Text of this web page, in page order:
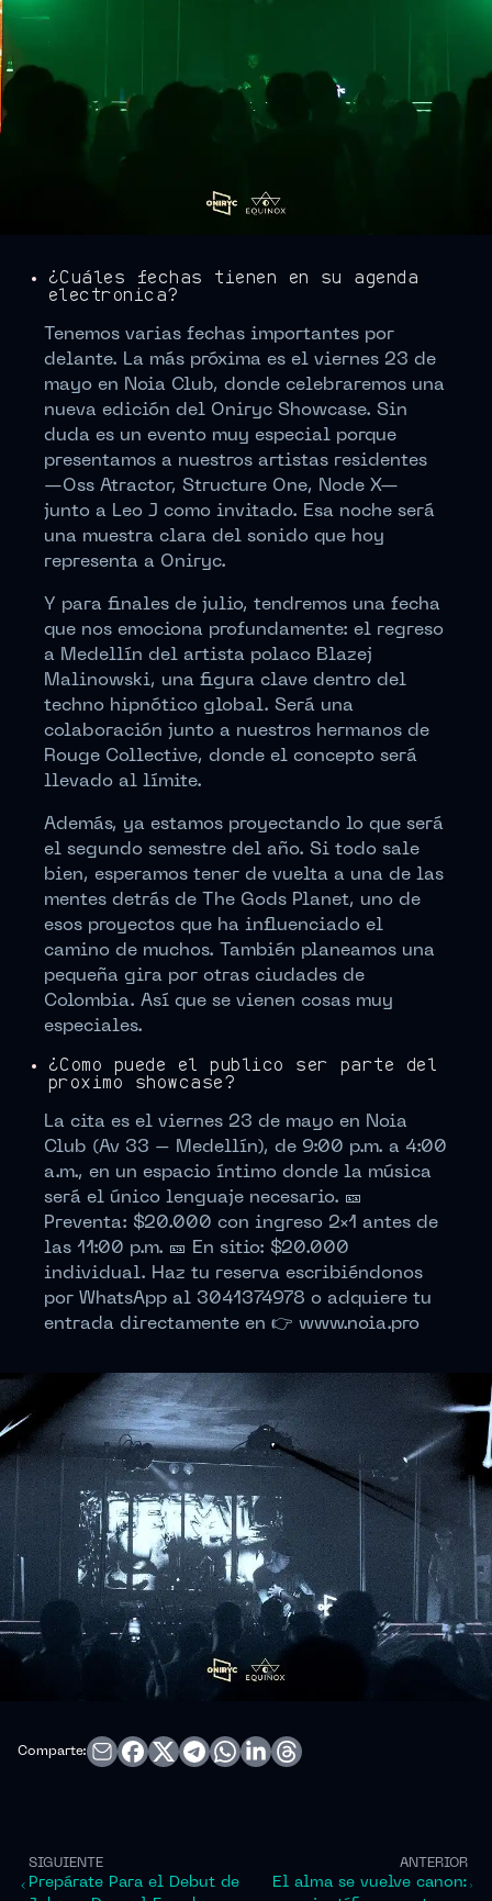
¿Cuáles fechas tienen en su agenda
electrónica?
Tenemos varias fechas importantes por
delante. La más próxima es el viernes 23 de
mayo en Noia Club, donde celebraremos una
nueva edición del Oniryc Showcase. Sin
duda es un evento muy especial porque
presentamos a nuestros artistas residentes
—Oss Atractor, Structure One, Node X—
junto a Leo J como invitado. Esa noche será
una muestra clara del sonido que hoy
representa a Oniryc.
Y para finales de julio, tendremos una fecha
que nos emociona profundamente: el regreso
a Medellín del artista polaco Blazej
Malinowski, una figura clave dentro del
techno hipnótico global. Será una
colaboración junto a nuestros hermanos de
Rouge Collective, donde el concepto será
llevado al límite.
Además, ya estamos proyectando lo que será
el segundo semestre del año. Si todo sale
bien, esperamos tener de vuelta a una de las
mentes detrás de The Gods Planet, uno de
esos proyectos que ha influenciado el
camino de muchos. También planeamos una
pequeña gira por otras ciudades de
Colombia. Así que se vienen cosas muy
especiales.
¿Cómo puede el público ser parte del
próximo showcase?
La cita es el viernes 23 de mayo en Noia
Club (Av 33 – Medellín), de 9:00 p.m. a 4:00
a.m., en un espacio íntimo donde la música
será el único lenguaje necesario. 🎫
Preventa: $20.000 con ingreso 2×1 antes de
las 11:00 p.m. 🎫 En sitio: $20.000
individual. Haz tu reserva escribiéndonos
por WhatsApp al 3041374978 o adquiere tu
entrada directamente en 👉 www.noia.pro
Comparte:
SIGUIENTE
Prepárate Para el Debut de
ANTERIOR
El alma se vuelve canon: